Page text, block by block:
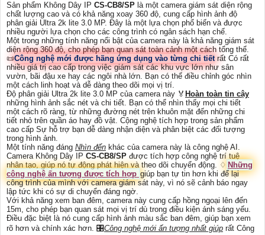
Sản phẩm Không Dây IP CS-CB8/SP là một camera giám sát diện rộng
chất lượng cao và có khả năng xoay 360 độ, cung cấp hình ảnh độ
phân giải Ultra 2k lite 3.0 MP. Đây là một lựa chọn phổ biến và được
nhiều người lựa chọn cho các công trình có ngân sách hạn chế.
Một trong những tính năng nổi bật của camera này là khả năng giám sát
diện rộng 360 độ, cho phép bạn quan sát toàn cảnh một cách tổng thể.
📜Công nghệ mới được hãng ứng dụng vào từng chi tiếtrất Có rất
nhiều giá trị cao cấp trong việc giám sát các khu vực lớn như sân
vườn, bãi đậu xe hay các ngôi nhà lớn. Bạn có thể điều chỉnh góc nhìn
một cách linh hoạt và dễ dàng theo dõi mọi vị trí.
Độ phân giải Ultra 2k lite 3.0 MP của camera này ️🏅️ Hoàn toàn tin cậy
những hình ảnh sắc nét và chi tiết. Bạn có thể nhìn thấy mọi chi tiết
một cách rõ ràng, từ những đường nét trên khuôn mặt đến những chi
tiết nhỏ trên quần áo hay đồ vật. Cộng nghệ tích hợp trong sản phẩm
cao cấp Sự hỗ trợ bạn dễ dàng nhận diện và phân biệt các đối tượng
trong hình ảnh.
Một tính năng đáng Nhìn đến khác của camera này là công nghệ AI.
Camera Không Dây IP CS-CB8/SP được tích hợp công nghệ trí tuệ
nhân tạo, giúp nó tự động phát hiện và theo dõi chuyển động. ♢ Những
công nghệ ấn tượng được tích hợp giúp bạn tự tin hơn khi để lại
công trình của mình với camera giám sát này, vì nó sẽ cảnh báo ngay
lập tức khi có sự di chuyển đáng ngờ.
Với khả năng xem ban đêm, camera này cung cấp hồng ngoại lên đến
15m, cho phép bạn quan sát mọi vị trí dù trong điều kiện ánh sáng yếu.
Điều đặc biệt là nó cung cấp hình ảnh màu sắc ban đêm, giúp bạn xem
rõ hơn và chính xác hơn. 🎛Công nghệ mới ấn tượng nhất giúp rất Công